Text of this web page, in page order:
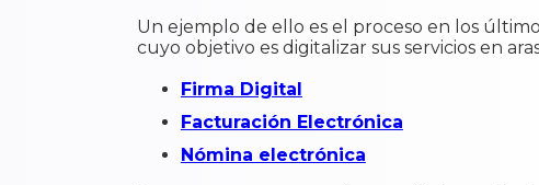
Un ejemplo de ello es el proceso en los
cuyo objetivo es digitalizar sus servicios en
Firma Digital
Facturación Electrónica
Nómina electrónica